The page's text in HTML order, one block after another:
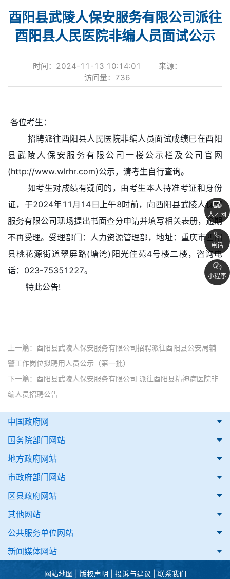
酉阳县武陵人保安服务有限公司派往
酉阳县人民医院非编人员面试公示
时间： 2024-11-13 10:14:01
来源：
访问量： 736
各位考生：
招聘派往酉阳县人民医院非编人员面试成绩已在酉阳
县武陵人保安服务有限公司一楼公示栏及公司官网
(http://www.wlrhr.com)公示，请考生自行查询。
如考生对成绩有疑问的，由考生本人持准考证和身份
证，于2024年11月14日上午8时前，向酉阳县武陵人保安
服务有限公司现场提出书面查分申请并填写相关表册，逾期
不再受理。受理部门：人力资源管理部，地址：重庆市酉阳
县桃花源街道翠屏路(塘湾)阳光佳苑4号楼二楼，咨询电
话：023-75351227。
特此公告!
上一篇： 酉阳县武陵人保安服务有限公司招聘派往酉阳县公安局辅
警工作岗位拟聘用人员公示（第一批）
下一篇： 酉阳县武陵人保安服务有限公司 派往酉阳县精神病医院非
编人员招聘公告
中国政府网
国务院部门网站
地方政府网站
市政府部门网站
区县政府网站
其他网站
公共服务单位网站
新闻媒体网站
网站地图 版权声明 投诉与建议 联系我们
人才网
电话
小程序